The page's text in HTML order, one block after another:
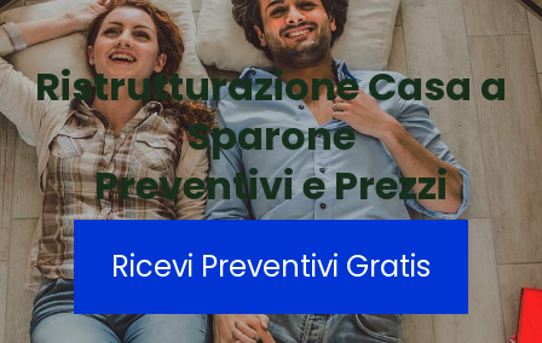
Ristrutturazione Casa a
Sparone
Preventivi e Prezzi
Ricevi Preventivi Gratis